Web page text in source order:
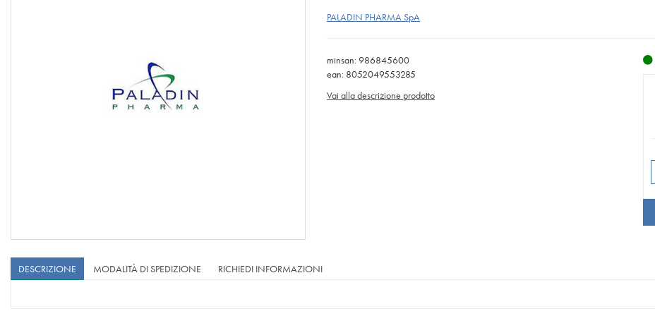
PALADIN PHARMA SpA
minsan: 986845600
ean: 8052049553285
Vai alla descrizione prodotto
DESCRIZIONE MODALITÀ DI SPEDIZIONE RICHIEDI INFORMAZIONI